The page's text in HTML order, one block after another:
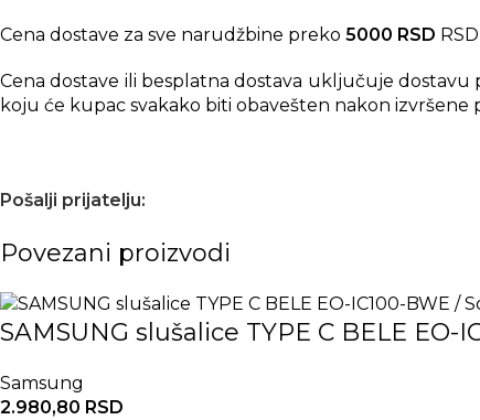
Cena dostave za sve narudžbine preko 5000 RSD
Cena dostave ili besplatna dostava uključuje
koju će kupac svakako biti obavešten nakon izvršene
Pošalji prijatelju:
Povezani proizvodi
SAMSUNG slušalice TYPE C BELE EO-
Samsung
2.980,80 RSD